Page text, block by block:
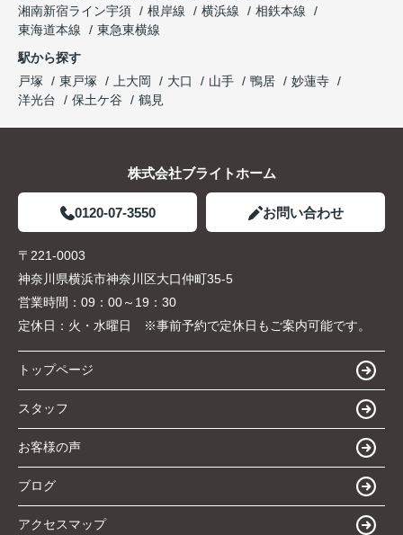
湘南新宿ライン宇須
根岸線 横浜線
相鉄本線
東海道本線
東急東横線
駅から探す
戸塚
東戸塚 上大岡 大口 山手 鴨居
妙蓮寺
洋光台
保土ケ谷 鶴見
株式会社ブライトホーム
0120-07-3550 お問い合わせ
〒221-0003
神奈川県横浜市神奈川区大口仲町35-5
営業時間： 09：00～19：30
定休日： 火・水曜日 ※事前予約で定休日もご案内可能です。
トップページ
スタッフ
お客様の声
ブログ
アクセスマップ